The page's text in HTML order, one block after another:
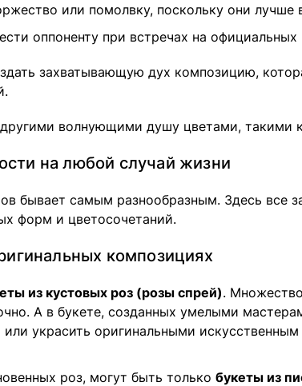
или помолвку, поскольку они
оппоненту при встречах на
захватывающую дух композицию,
волнующими душу цветами,
на любой случай жизни
бывает самым разнообразным. Здесь все
форм и цветосочетаний.
композициях
из кустовых роз (розы спрей).
А в букете, созданных умелыми
украсить оригинальными
роз, могут быть только букеты из